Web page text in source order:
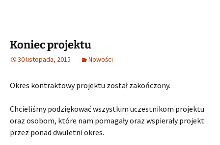
Koniec projektu
30 listopada, 2015 Nowości
Okres kontraktowy projektu został zakończony.
Chcieliśmy podziękować wszystkim uczestnikom projektu
oraz osobom, które nam pomagały oraz wspierały projekt
przez ponad dwuletni okres.